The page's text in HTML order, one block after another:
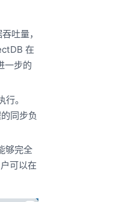
吐量，
在
一步的
。
同步负
够完全
可以在